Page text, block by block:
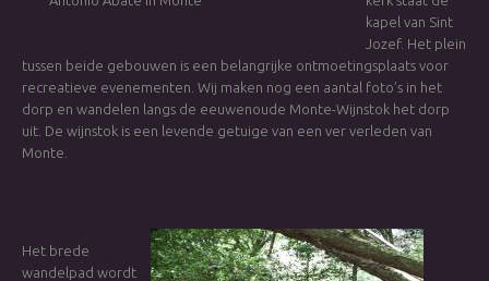
kapel van Sint
Jozef. Het plein
tussen beide gebouwen is een belangrijke ontmoetingsplaats voor
recreatieve evenementen. Wij maken nog een aantal foto’s in het
dorp en wandelen langs de eeuwenoude Monte-Wijnstok het dorp
uit. De wijnstok is een levende getuige van een ver verleden van
Monte.
Het brede
wandelpad wordt